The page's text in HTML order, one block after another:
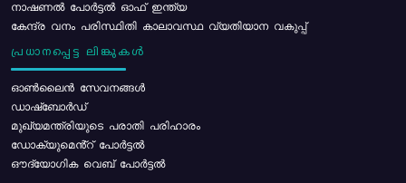
നാഷണൽ പോർട്ടൽ ഓഫ് ഇന്ത്യ
കേന്ദ്ര വനം പരിസ്ഥിതി കാലാവസ്ഥ വ്യതിയാന വകുപ്പ്
പ്രധാനപ്പെട്ട ലിങ്കുകൾ
ഓൺലൈൻ സേവനങ്ങൾ
ഡാഷ്ബോർഡ്
മുഖ്യമന്ത്രിയുടെ പരാതി പരിഹാരം
ഡോക്യുമെൻ്റ് പോർട്ടൽ
ഔദ്യോഗിക വെബ് പോർട്ടൽ